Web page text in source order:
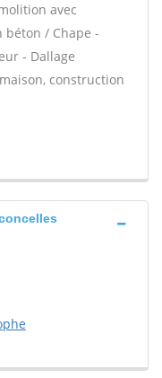
avec
béton / Chape -
- Dallage
construction